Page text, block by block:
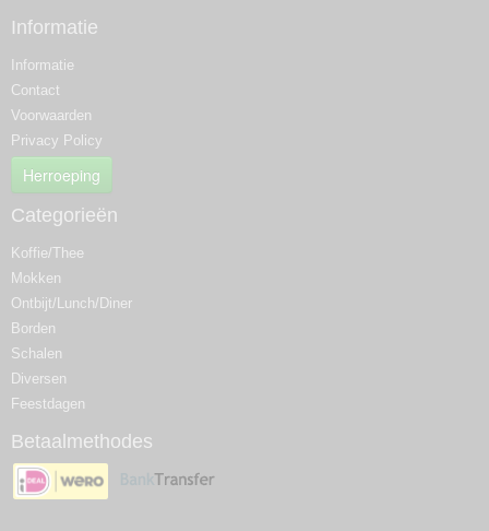
Informatie
Informatie
Contact
Voorwaarden
Privacy Policy
Herroeping
Categorieën
Koffie/Thee
Mokken
Ontbijt/Lunch/Diner
Borden
Schalen
Diversen
Feestdagen
Betaalmethodes